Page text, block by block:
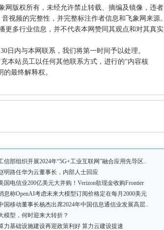
网版权所有，未经允许禁止转载、摘编及镜像，违者
视频的完整性，并完整标注作者信息和飞象网来源。
更多行业信息，并不代表本网赞同其观点和对其真实
日内与本网联系，我们将第一时间予以处理。
本站员工以任何其他联系方式，进行的“内容核
最终解释权。
信部组织开展2024年“5G+工业互联网”融合应用先导区..
明路任华为云董事长，内部人士回应
国电信业200亿美元大并购！Verizon欲现金收购Frontier
息称OpenAI考虑未来大模型订阅价格定在每月2000美元
国移动董事长杨杰出席2024年中国信息通信业发展高层..
模型，何时迎来大转折？
力基础设施建设再迎政策利好 算力云建设提速